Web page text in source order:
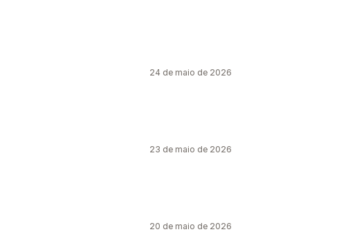
24 de maio de 2026
23 de maio de 2026
20 de maio de 2026